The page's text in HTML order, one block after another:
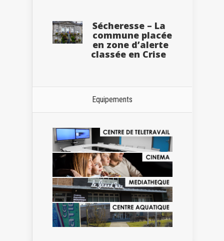
Sécheresse – La
commune placée
en zone d’alerte
classée en Crise
Equipements